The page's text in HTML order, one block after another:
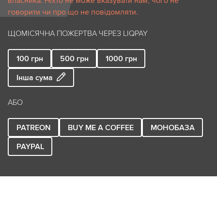
говорити чи про що не повідомляти.
ЩОМІСЯЧНА ПОЖЕРТВА ЧЕРЕЗ LIQPAY
100 грн 500 грн 1000 грн
Інша сума
АБО
PATREON BUY ME A COFFEE
МОНОБАЗА
PAYPAL